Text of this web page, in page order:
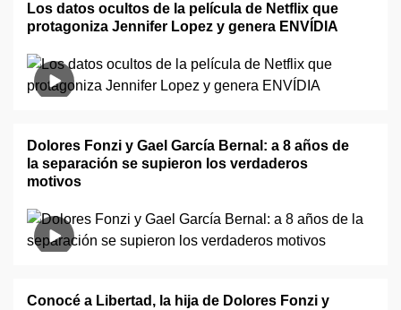
Los datos ocultos de la película de Netflix que
protagoniza Jennifer Lopez y genera ENVÍDIA
Dolores Fonzi y Gael García Bernal: a 8 años de
la separación se supieron los verdaderos
motivos
Conocé a Libertad, la hija de Dolores Fonzi y